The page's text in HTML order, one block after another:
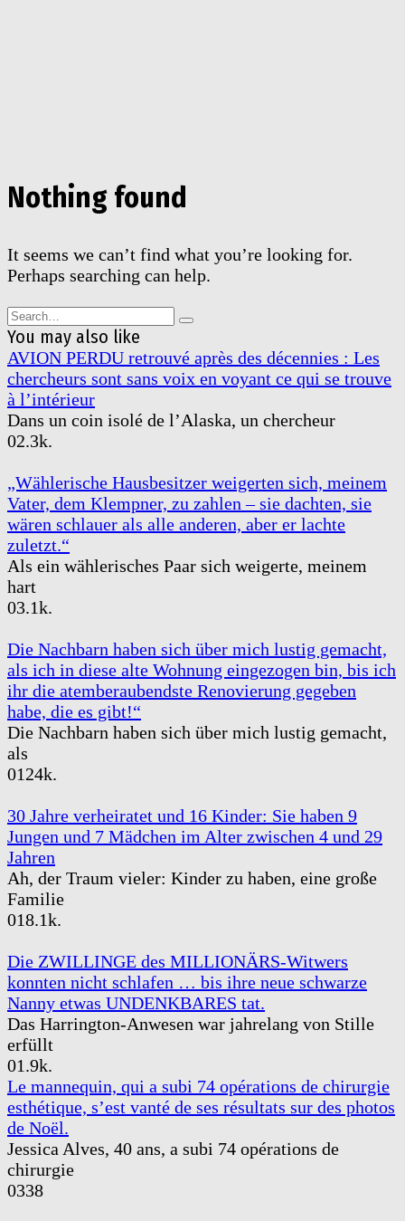
Nothing found
It seems we can’t find what you’re looking for.
Perhaps searching can help.
Search
for:
You may also like
AVION PERDU retrouvé après des décennies : Les
chercheurs sont sans voix en voyant ce qui se trouve
à l’intérieur
Dans un coin isolé de l’Alaska, un chercheur
02.3k.
„Wählerische Hausbesitzer weigerten sich, meinem
Vater, dem Klempner, zu zahlen – sie dachten, sie
wären schlauer als alle anderen, aber er lachte
zuletzt.“
Als ein wählerisches Paar sich weigerte, meinem
hart
03.1k.
Die Nachbarn haben sich über mich lustig gemacht,
als ich in diese alte Wohnung eingezogen bin, bis ich
ihr die atemberaubendste Renovierung gegeben
habe, die es gibt!“
Die Nachbarn haben sich über mich lustig gemacht,
als
0124k.
30 Jahre verheiratet und 16 Kinder: Sie haben 9
Jungen und 7 Mädchen im Alter zwischen 4 und 29
Jahren
Ah, der Traum vieler: Kinder zu haben, eine große
Familie
018.1k.
Die ZWILLINGE des MILLIONÄRS-Witwers
konnten nicht schlafen … bis ihre neue schwarze
Nanny etwas UNDENKBARES tat.
Das Harrington-Anwesen war jahrelang von Stille
erfüllt
01.9k.
Le mannequin, qui a subi 74 opérations de chirurgie
esthétique, s’est vanté de ses résultats sur des photos
de Noël.
Jessica Alves, 40 ans, a subi 74 opérations de
chirurgie
0338